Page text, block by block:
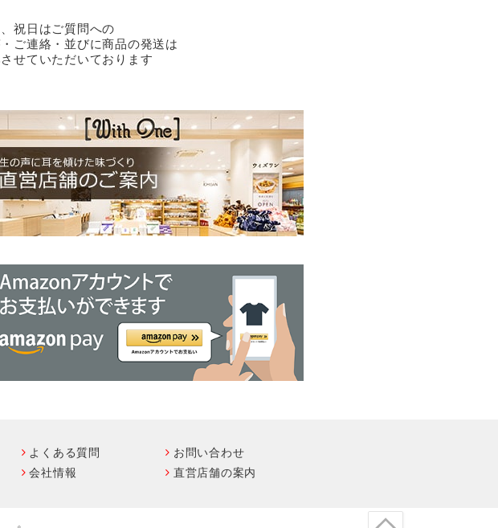
祝日はご質問への
ご連絡・並びに商品の発送は
せていただいております
よくある質問
お問い合わせ
会社情報 直営店舗の案内